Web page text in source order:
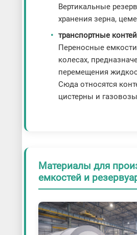
Вертикальные
хранения зерна,
транспортные
Переносные
колесах,
перемещения
Сюда относятся
цистерны и
Материалы для
емкостей и